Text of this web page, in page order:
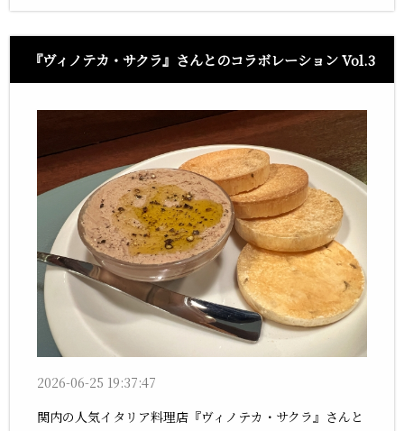
『ヴィノテカ・サクラ』さんとのコラボレーション Vol.3
2026-06-25 19:37:47
関内の人気イタリア料理店『ヴィノテカ・サクラ』さんと